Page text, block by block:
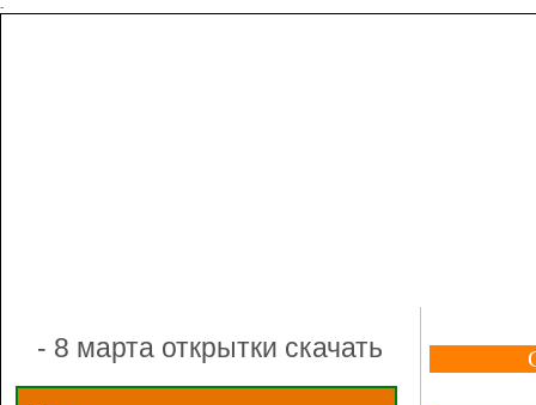
-
- 8 марта открытки скачать